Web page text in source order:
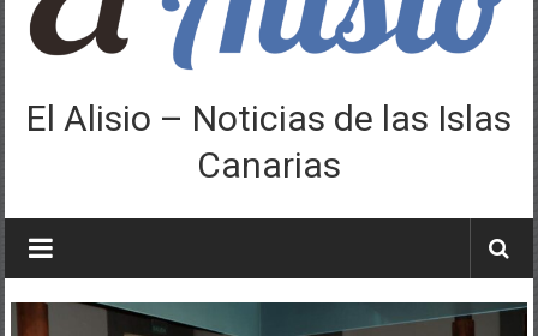
El Alisio – Noticias de las Islas
Canarias